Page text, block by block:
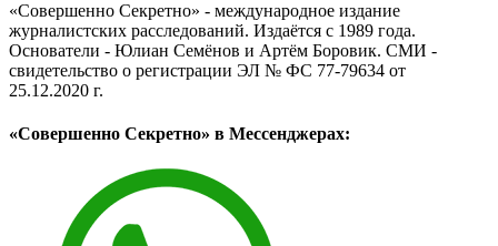
«Совершенно Секретно» - международное издание
журналистских расследований. Издаётся с 1989 года.
Основатели - Юлиан Семёнов и Артём Боровик. CМИ -
свидетельство о регистрации ЭЛ № ФС 77-79634 от
25.12.2020 г.
«Совершенно Секретно» в Мессенджерах: